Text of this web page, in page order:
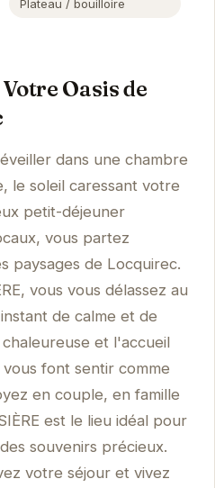
Plateau / bouilloire
Oasis de
dans une chambre
le soleil caressant votre
petit-déjeuner
vous partez
paysages de Locquirec.
vous vous délassez au
de calme et de
et l'accueil
font sentir comme
en couple, en famille
est le lieu idéal pour
souvenirs précieux.
votre séjour et vivez